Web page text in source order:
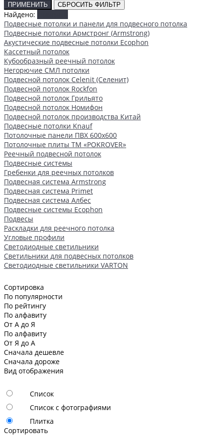
ПРИМЕНИТЬ СБРОСИТЬ ФИЛЬТР
Найдено:
Подвесные потолки и панели для подвесного потолка
Подвесные потолки Армстронг (Armstrong)
Акустические подвесные потолки Ecophon
Кассетный потолок
Кубообразный реечный потолок
Негорючие СМЛ потолки
Подвесной потолок Celenit (Селенит)
Подвесной потолок Rockfon
Подвесной потолок Грильято
Подвесной потолок Номифон
Подвесной потолок производства Китай
Подвесные потолки Knauf
Потолочные панели ПВХ 600х600
Потолочные плиты ТМ «POKROVER»
Реечный подвесной потолок
Подвесные системы
Гребенки для реечных потолков
Подвесная система Armstrong
Подвесная система Primet
Подвесная система Албес
Подвесные системы Ecophon
Подвесы
Раскладки для реечного потолка
Угловые профили
Светодиодные светильники
Светильники для подвесных потолков
Светодиодные светильники VARTON
Сортировка
По популярности
По рейтингу
По алфавиту
От А до Я
По алфавиту
От Я до А
Сначала дешевле
Сначала дороже
Вид отображения
Список
Список с фотографиями
Плитка
Сортировать